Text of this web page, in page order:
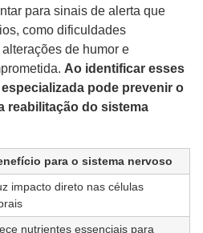
para sinais de alerta que
como dificuldades
de humor e
Ao identificar esses
pode prevenir o
reabilitação do sistema
para o sistema nervoso
impacto direto nas células
nutrientes essenciais para